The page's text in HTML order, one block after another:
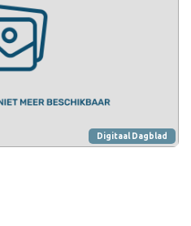
Digitaal Dagblad